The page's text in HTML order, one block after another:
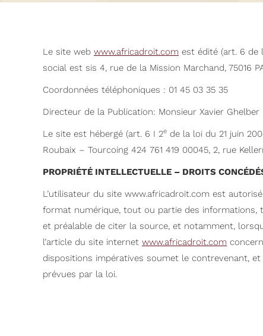
Le site web www.africadroit.com est édité (art. 6 de
social est sis 4, rue de la Mission Marchand, 75016
Coordonnées téléphoniques : 01 45 03 35 35
Directeur de la Publication: Monsieur Xavier Ghelber
Le site est hébergé (art. 6 I 2e de la loi du 21 juin
Roubaix – Tourcoing 424 761 419 00045, 2, rue
PROPRIÉTÉ INTELLECTUELLE – DROITS
L’utilisateur du site www.africadroit.com est
format numérique, tout ou partie des informations,
et préalable de citer la source, et notamment,
l’article du site internet www.africadroit.com
dispositions impératives soumet le contrevenant,
prévues par la loi.